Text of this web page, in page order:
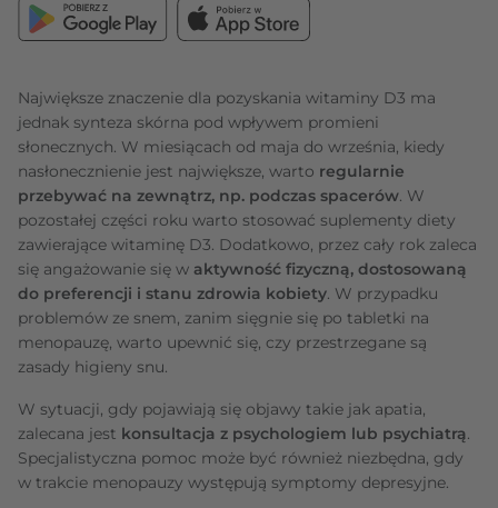
Największe znaczenie dla pozyskania witaminy D3 ma
jednak synteza skórna pod wpływem promieni
słonecznych. W miesiącach od maja do września, kiedy
nasłonecznienie jest największe, warto regularnie
przebywać na zewnątrz, np. podczas spacerów. W
pozostałej części roku warto stosować suplementy diety
zawierające witaminę D3. Dodatkowo, przez cały rok zaleca
się angażowanie się w aktywność fizyczną, dostosowaną
do preferencji i stanu zdrowia kobiety. W przypadku
problemów ze snem, zanim sięgnie się po tabletki na
menopauzę, warto upewnić się, czy przestrzegane są
zasady higieny snu.
W sytuacji, gdy pojawiają się objawy takie jak apatia,
zalecana jest konsultacja z psychologiem lub psychiatrą.
Specjalistyczna pomoc może być również niezbędna, gdy
w trakcie menopauzy występują symptomy depresyjne.